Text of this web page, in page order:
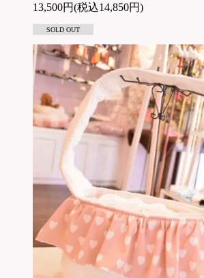
13,500円(税込14,850円)
SOLD OUT